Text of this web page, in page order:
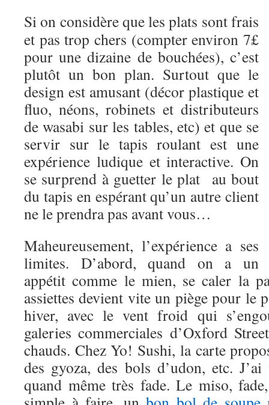
Si on considère que les plats sont frais
et pas trop chers (compter environ 7£
pour une dizaine de bouchées), c’est
plutôt un bon plan. Surtout que le
design est amusant (décor plastique et
fluo, néons, robinets et distributeurs
de wasabi sur les tables, etc) et que se
servir sur le tapis roulant est une
expérience ludique et interactive. On
se surprend à guetter le plat au bout
du tapis en espérant qu’un autre client
ne le prendra pas avant vous…
Maheureusement, l’expérience a ses
limites. D’abord, quand on a un
appétit comme le mien, se caler la
assiettes devient vite un piège pour le
hiver, avec le vent froid qui
galeries commerciales d’Oxford
chauds. Chez Yo! Sushi, la carte
des gyoza, des bols d’udon, etc.
quand même très fade. Le miso,